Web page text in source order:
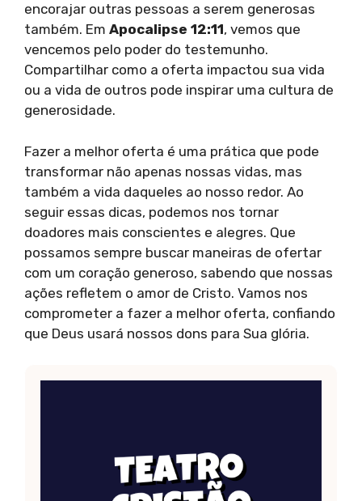
encorajar outras pessoas a serem generosas
também. Em Apocalipse 12:11, vemos que
vencemos pelo poder do testemunho.
Compartilhar como a oferta impactou sua vida
ou a vida de outros pode inspirar uma cultura de
generosidade.
Fazer a melhor oferta é uma prática que pode
transformar não apenas nossas vidas, mas
também a vida daqueles ao nosso redor. Ao
seguir essas dicas, podemos nos tornar
doadores mais conscientes e alegres. Que
possamos sempre buscar maneiras de ofertar
com um coração generoso, sabendo que nossas
ações refletem o amor de Cristo. Vamos nos
comprometer a fazer a melhor oferta, confiando
que Deus usará nossos dons para Sua glória.